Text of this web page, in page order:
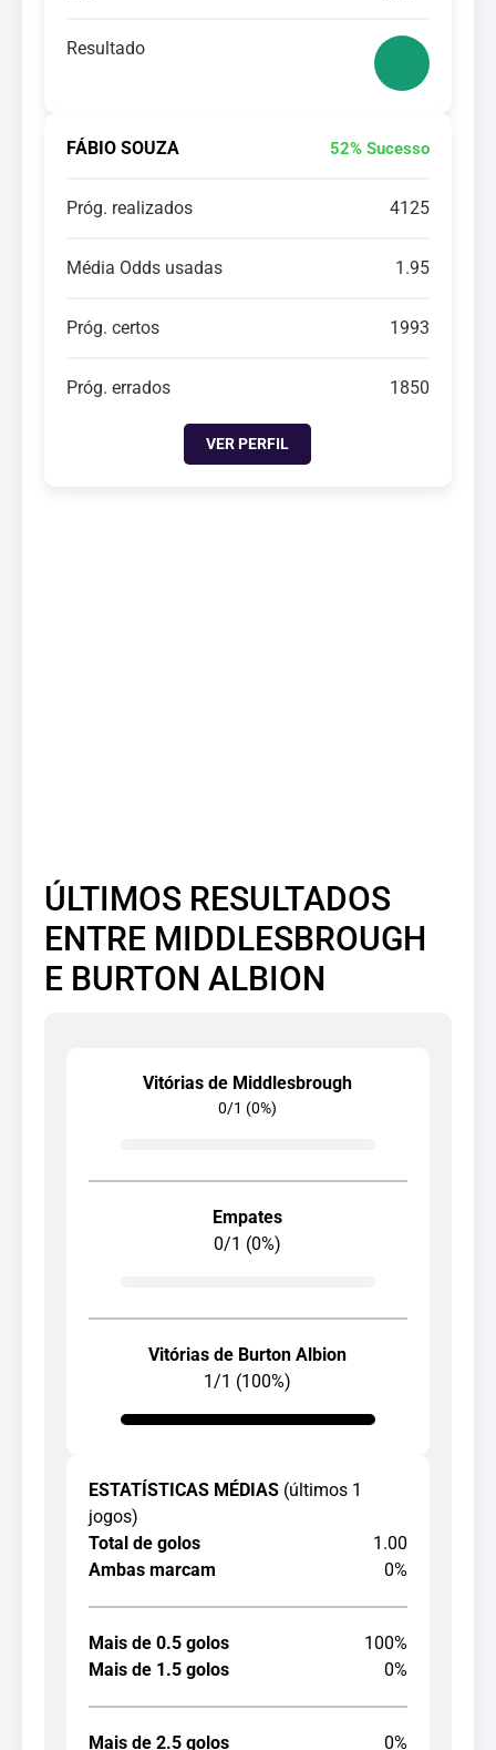
Resultado
FÁBIO SOUZA 52% Sucesso
Próg. realizados 4125
Média Odds usadas 1.95
Próg. certos 1993
Próg. errados 1850
VER PERFIL
ÚLTIMOS RESULTADOS
ENTRE MIDDLESBROUGH
E BURTON ALBION
Vitórias de Middlesbrough
0/1 (0%)
Empates
0/1 (0%)
Vitórias de Burton Albion
1/1 (100%)
ESTATÍSTICAS MÉDIAS (últimos 1
jogos)
Total de golos
1.00
Ambas marcam
0%
Mais de 0.5 golos
100%
Mais de 1.5 golos
0%
Mais de 2.5 golos 0%